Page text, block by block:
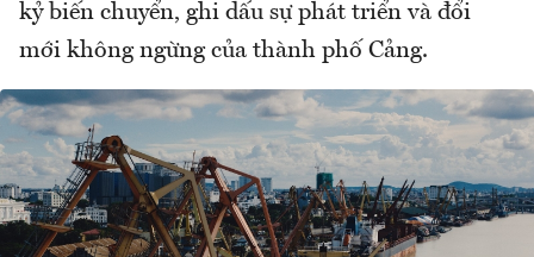
kỷ biến chuyển, ghi dấu sự phát triển và đổi
mới không ngừng của thành phố Cảng.